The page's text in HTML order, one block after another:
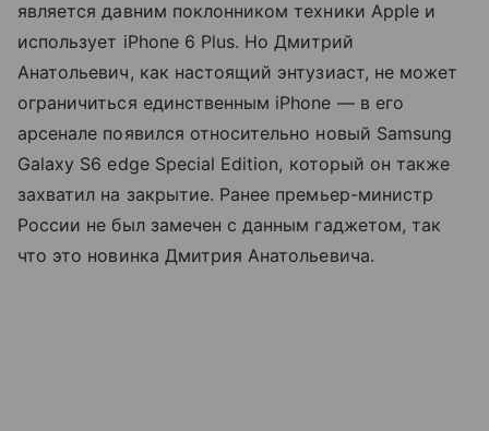
является давним поклонником техники Apple и
использует iPhone 6 Plus. Но Дмитрий
Анатольевич, как настоящий энтузиаст, не может
ограничиться единственным iPhone — в его
арсенале появился относительно новый Samsung
Galaxy S6 edge Special Edition, который он также
захватил на закрытие. Ранее премьер-министр
России не был замечен с данным гаджетом, так
что это новинка Дмитрия Анатольевича.